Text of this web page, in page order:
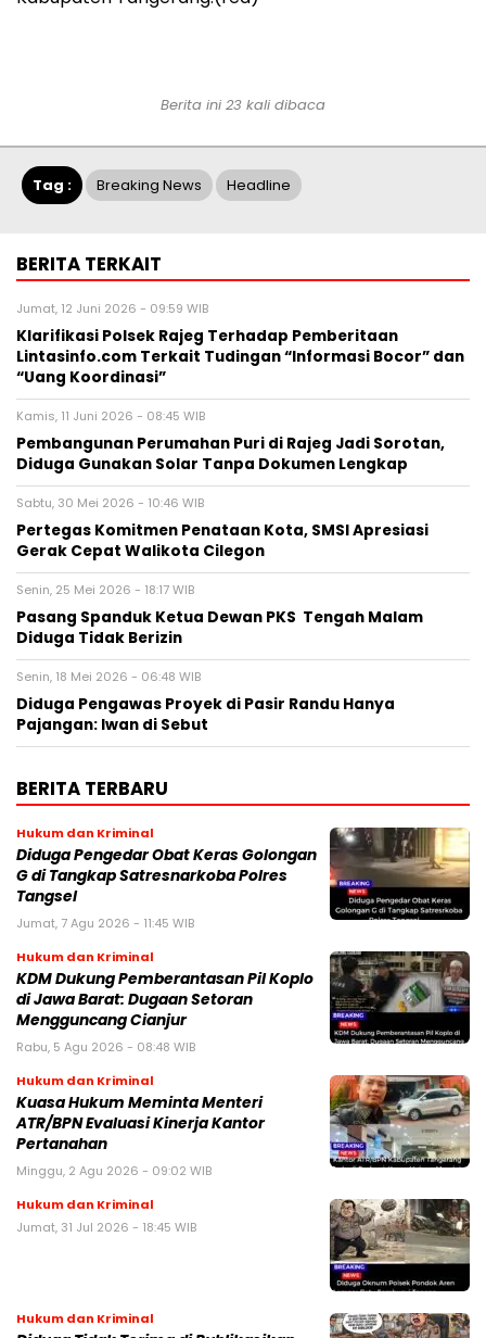
Berita ini 23 kali dibaca
Tag : Breaking News Headline
BERITA TERKAIT
Jumat, 12 Juni 2026 - 09:59 WIB
Klarifikasi Polsek Rajeg Terhadap Pemberitaan
Lintasinfo.com Terkait Tudingan “Informasi Bocor” dan
“Uang Koordinasi”
Kamis, 11 Juni 2026 - 08:45 WIB
Pembangunan Perumahan Puri di Rajeg Jadi Sorotan,
Diduga Gunakan Solar Tanpa Dokumen Lengkap
Sabtu, 30 Mei 2026 - 10:46 WIB
Pertegas Komitmen Penataan Kota, SMSI Apresiasi
Gerak Cepat Walikota Cilegon
Senin, 25 Mei 2026 - 18:17 WIB
Pasang Spanduk Ketua Dewan PKS Tengah Malam
Diduga Tidak Berizin
Senin, 18 Mei 2026 - 06:48 WIB
Diduga Pengawas Proyek di Pasir Randu Hanya
Pajangan: Iwan di Sebut
BERITA TERBARU
Hukum dan Kriminal
Diduga Pengedar Obat Keras Golongan
G di Tangkap Satresnarkoba Polres
Tangsel
Jumat, 7 Agu 2026 - 11:45 WIB
Hukum dan Kriminal
KDM Dukung Pemberantasan Pil Koplo
di Jawa Barat: Dugaan Setoran
Mengguncang Cianjur
Rabu, 5 Agu 2026 - 08:48 WIB
Hukum dan Kriminal
Kuasa Hukum Meminta Menteri
ATR/BPN Evaluasi Kinerja Kantor
Pertanahan
Minggu, 2 Agu 2026 - 09:02 WIB
Hukum dan Kriminal
Jumat, 31 Jul 2026 - 18:45 WIB
Hukum dan Kriminal